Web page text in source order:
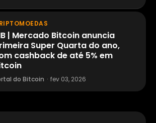
| Mercado Bitcoin anuncia
Super Quarta do ano,
cashback de até 5% em
do Bitcoin · fev 03, 2026